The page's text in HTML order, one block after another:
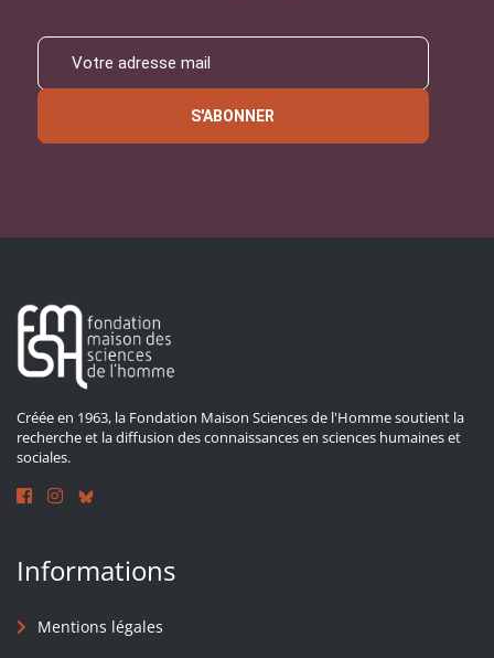
S'ABONNER
Créée en 1963, la Fondation Maison Sciences de l'Homme soutient la
recherche et la diffusion des connaissances en sciences humaines et
sociales.
Informations
Mentions légales